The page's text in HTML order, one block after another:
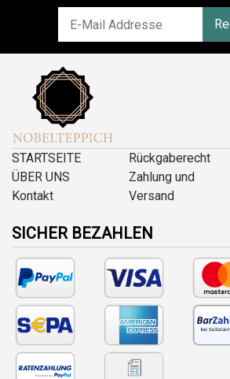
STARTSEITE
ÜBER UNS
Kontakt
Rückgaberecht
Zahlung und
Versand
SICHER BEZAHLEN